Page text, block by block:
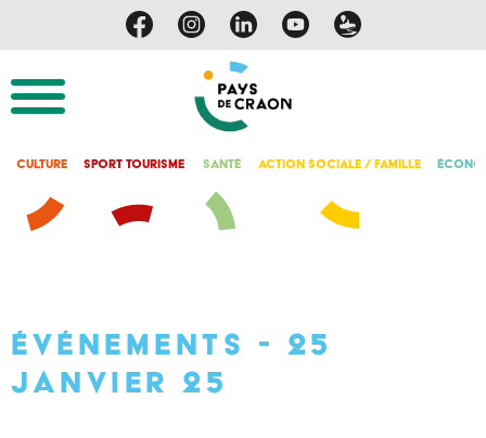
Culture Sport Tourisme Santé Action Sociale / Famille
Événements - 25
janvier 25